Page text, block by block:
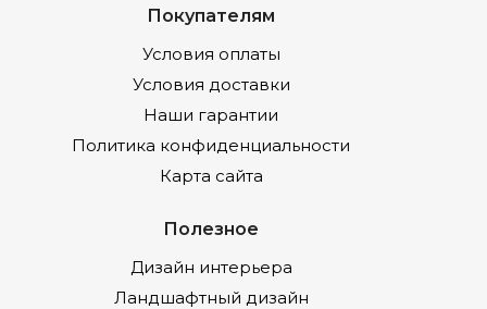
Покупателям
Условия оплаты
Условия доставки
Наши гарантии
Политика конфиденциальности
Карта сайта
Полезное
Дизайн интерьера
Ландшафтный дизайн